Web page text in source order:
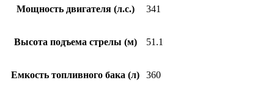
Мощность двигателя (л.с.) 341
Высота подъема стрелы (м) 51.1
Емкость топливного бака (л) 360